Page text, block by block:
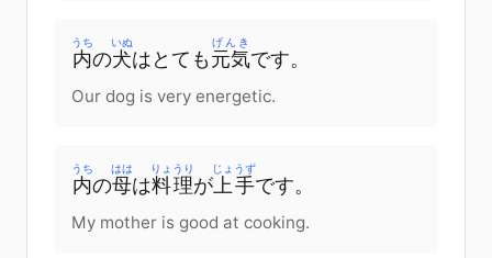
内
うち
の犬
いぬ
は とても 元気
げんき
です。
Our dog is very energetic.
内
うち
の母
はは
は料理
りょうり
が 上手
じょうず
です。
My mother is good at cooking.